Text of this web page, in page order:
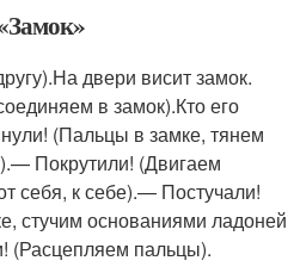
двери висит замок.
в замок).Кто его
(Пальцы в замке, тянем
Покрутили! (Двигаем
себя, к себе).— Постучали!
стучим основаниями ладоней
(Расцепляем пальцы).